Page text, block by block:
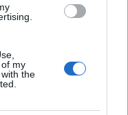
my
the
a gyermek
legalább 21
Gyes-el, Gyed-el
az
és/vagy rövidebb